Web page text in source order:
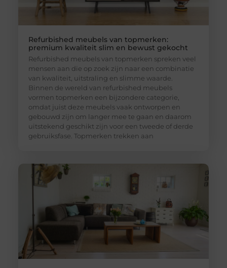
Refurbished meubels van topmerken:
premium kwaliteit slim en bewust gekocht
Refurbished meubels van topmerken spreken veel
mensen aan die op zoek zijn naar een combinatie
van kwaliteit, uitstraling en slimme waarde.
Binnen de wereld van refurbished meubels
vormen topmerken een bijzondere categorie,
omdat juist deze meubels vaak ontworpen en
gebouwd zijn om langer mee te gaan en daarom
uitstekend geschikt zijn voor een tweede of derde
gebruiksfase. Topmerken trekken aan